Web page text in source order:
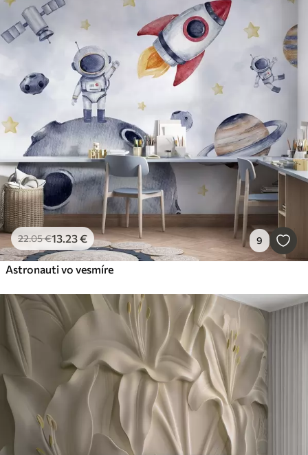
22.05€13.23€ 9
Astronauti vo vesmíre